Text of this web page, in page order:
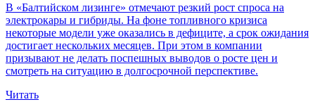
В «Балтийском лизинге» отмечают резкий рост спроса на
электрокары и гибриды. На фоне топливного кризиса
некоторые модели уже оказались в дефиците, а срок ожидания
достигает нескольких месяцев. При этом в компании
призывают не делать поспешных выводов о росте цен и
смотреть на ситуацию в долгосрочной перспективе.
Читать